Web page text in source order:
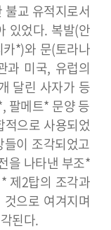
교 유적지로서
있었다. 복발(안
*)와 문(토라나
과 미국, 유럽의
달린 사자가 등
팔메트* 문양 등
으로 사용되었
이 조각되었고
을 나타낸 부조*
제2탑의 조각과
으로 여겨지며
된다.